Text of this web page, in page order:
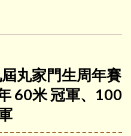
丸家門生周年賽
60米 冠軍、100